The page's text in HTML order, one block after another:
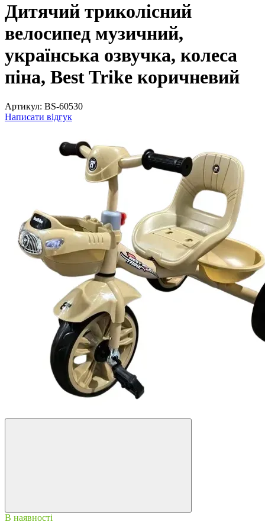
Дитячий триколісний
велосипед музичний,
українська озвучка, колеса
піна, Best Trike коричневий
Артикул: BS-60530
Написати відгук
В наявності